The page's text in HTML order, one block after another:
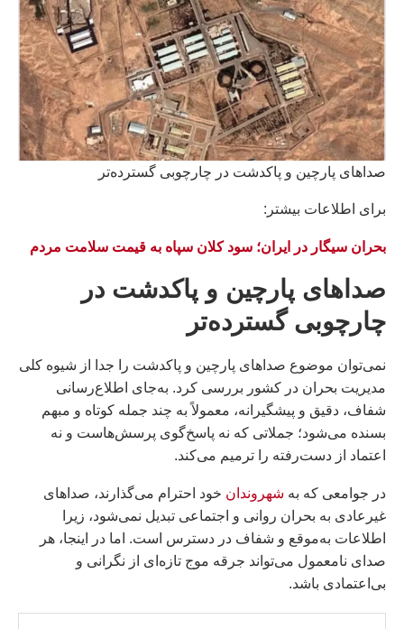
صداهای پارچین و پاکدشت در چارچوبی گسترده‌تر
براى اطلاعات بيشتر:
بحران سیگار در ایران؛ سود کلان سپاه به قیمت سلامت مردم
صداهای پارچین و پاکدشت در
چارچوبی گسترده‌تر
نمی‌توان موضوع صداهای پارچین و پاکدشت را جدا از شیوه کلی
مدیریت بحران در کشور بررسی کرد. به‌جای اطلاع‌رسانی
شفاف، دقیق و پیشگیرانه، معمولاً به چند جمله کوتاه و مبهم
بسنده می‌شود؛ جملاتی که نه پاسخ‌گوی پرسش‌هاست و نه
اعتماد از دست‌رفته را ترمیم می‌کند.
در جوامعی که به شهروندان خود احترام می‌گذارند، صداهای
غیرعادی به بحران روانی و اجتماعی تبدیل نمی‌شود، زیرا
اطلاعات به‌موقع و شفاف در دسترس است. اما در اینجا، هر
صدای نامعمول می‌تواند جرقه موج تازه‌ای از نگرانی و
بی‌اعتمادی باشد.